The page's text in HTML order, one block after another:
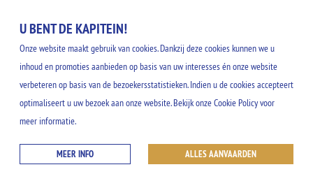
U BENT DE KAPITEIN!
Onze website maakt gebruik van cookies. Dankzij deze cookies kunnen we u
inhoud en promoties aanbieden op basis van uw interesses én onze website
verbeteren op basis van de bezoekersstatistieken. Indien u de cookies accepteert
optimaliseert u uw bezoek aan onze website. Bekijk onze Cookie Policy voor
meer informatie.
MEER INFO ALLES AANVAARDEN
ONZE RECEPTEN
Ontdek onze gemakkelijke en creatieve
ideeën, en geniet van alle smaken uit het